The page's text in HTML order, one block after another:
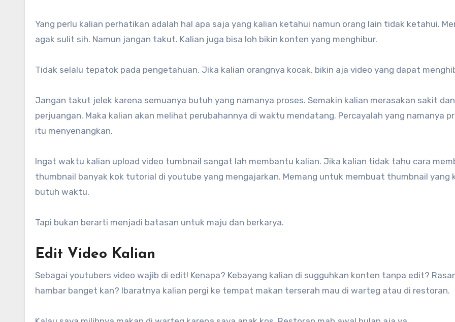
Yang perlu kalian perhatikan adalah hal apa saja yang kalian ketahui namun orang lain tidak ketahui.
agak sulit sih. Namun jangan takut. Kalian juga bisa loh bikin konten yang menghibur.
Tidak selalu tepatok pada pengetahuan. Jika kalian orangnya kocak, bikin aja video yang dapat
Jangan takut jelek karena semuanya butuh yang namanya proses. Semakin kalian merasakan sakit dan
perjuangan. Maka kalian akan melihat perubahannya di waktu mendatang. Percayalah yang namanya
itu menyenangkan.
Ingat waktu kalian upload video tumbnail sangat lah membantu kalian. Jika kalian tidak tahu cara
thumbnail banyak kok tutorial di youtube yang mengajarkan. Memang untuk membuat thumbnail yang
butuh waktu.
Tapi bukan berarti menjadi batasan untuk maju dan berkarya.
Edit Video Kalian
Sebagai youtubers video wajib di edit! Kenapa? Kebayang kalian di sugguhkan konten tanpa edit?
hambar banget kan? Ibaratnya kalian pergi ke tempat makan terserah mau di warteg atau di restoran.